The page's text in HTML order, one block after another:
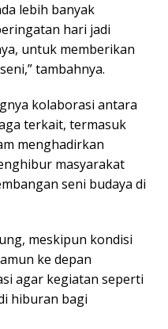
lebih banyak
hari jadi
untuk memberikan
tambahnya.
kolaborasi antara
terkait, termasuk
menghadirkan
masyarakat
seni budaya di
meskipun kondisi
ke depan
agar kegiatan seperti
hiburan bagi